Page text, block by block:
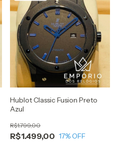
Hublot Classic Fusion Preto
Azul
R$1.499,00
R$1.799,00
17% OFF